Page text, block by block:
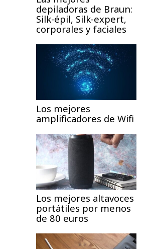
depiladoras de Braun:
Silk-épil, Silk-expert,
corporales y faciales
Los mejores
amplificadores de Wifi
Los mejores altavoces
portátiles por menos
de 80 euros